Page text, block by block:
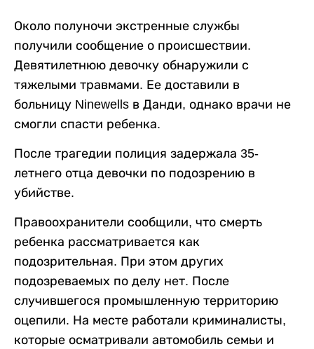
Около полуночи экстренные службы
получили сообщение о происшествии.
Девятилетнюю девочку обнаружили с
тяжелыми травмами. Ее доставили в
больницу Ninewells в Данди, однако врачи не
смогли спасти ребенка.
После трагедии полиция задержала 35-
летнего отца девочки по подозрению в
убийстве.
Правоохранители сообщили, что смерть
ребенка рассматривается как
подозрительная. При этом других
подозреваемых по делу нет. После
случившегося промышленную территорию
оцепили. На месте работали криминалисты,
которые осматривали автомобиль семьи и